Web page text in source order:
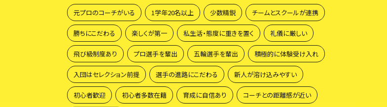
元プロのコーチがいる 1学年20名以上 少数精鋭 チームとスクールが連携
勝ちにこだわる 楽しくが第一 私生活・態度に重きを置く 礼儀に厳しい
飛び級制度あり プロ選手を輩出 五輪選手を輩出 積極的に体験受け入れ
入団はセレクション前提 選手の進路にこだわる 新人が溶け込みやすい
初心者歓迎 初心者多数在籍 育成に自信あり コーチとの距離感が近い